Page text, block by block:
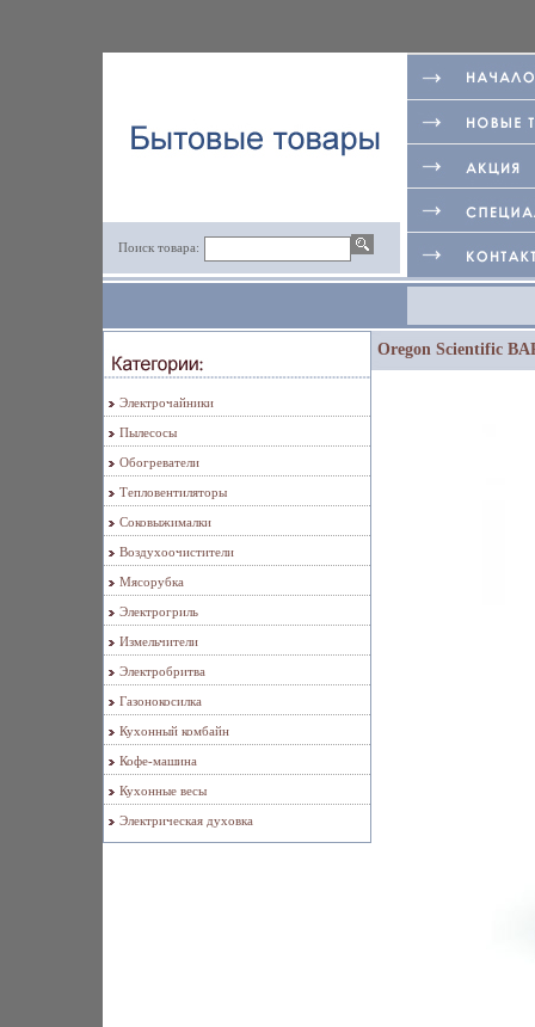
Поиск товара:
Электрочайники
Пылесосы
Обогреватели
Тепловентиляторы
Соковыжималки
Воздухоочистители
Мясорубка
Электрогриль
Измельчители
Электробритва
Газонокосилка
Кухонный комбайн
Кофе-машина
Кухонные весы
Электрическая духовка
Oregon Scientific